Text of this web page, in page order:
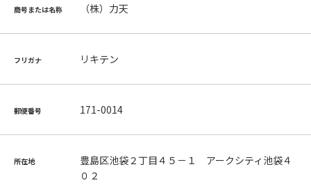
商号または名称 （株）力天
フリガナ リキテン
郵便番号 171-0014
所在地
豊島区池袋２丁目４５－１ アークシティ池袋４
０２